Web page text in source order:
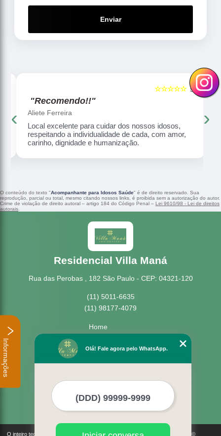
Enviar
5
☆☆☆☆☆
"Recomendo!!"
Aliete Ferreira
Local excelente para cuidar dos nossos idosos,
respeitando a individualidade de cada, com amor,
carinho, dignidade e humanização.
‹ ›
O conteúdo do texto "Acompanhante para Idosos Saúde" é de direito reservado. Sua
reprodução, parcial ou total, mesmo citando nossos links, é proibida sem a autorização do autor.
Crime de violação de direito autoral – artigo 184 do Código Penal – Lei 9610/98 - Lei de direitos
autorais
Residencial Villa Maná
Rua das Perobas , 182 São Paulo - CEP: 04321-120
(11) 5011-6635
(11) 98177-4079
Home
Missão
Mais Serviços
O inteiro teor deste site está sujeito à proteção de direitos autorais. Copyright©
Olá! Fale agora pelo WhatsApp.
Informações